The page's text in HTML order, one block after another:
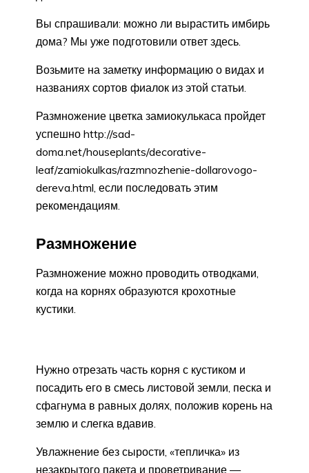
Вы спрашивали: можно ли вырастить имбирь
дома? Мы уже подготовили ответ здесь.
Возьмите на заметку информацию о видах и
названиях сортов фиалок из этой статьи.
Размножение цветка замиокулькаса пройдет
успешно http://sad-
doma.net/houseplants/decorative-
leaf/zamiokulkas/razmnozhenie-dollarovogo-
dereva.html, если последовать этим
рекомендациям.
Размножение
Размножение можно проводить отводками,
когда на корнях образуются крохотные
кустики.
Нужно отрезать часть корня с кустиком и
посадить его в смесь листовой земли, песка и
сфагнума в равных долях, положив корень на
землю и слегка вдавив.
Увлажнение без сырости, «тепличка» из
незакрытого пакета и проветривание —